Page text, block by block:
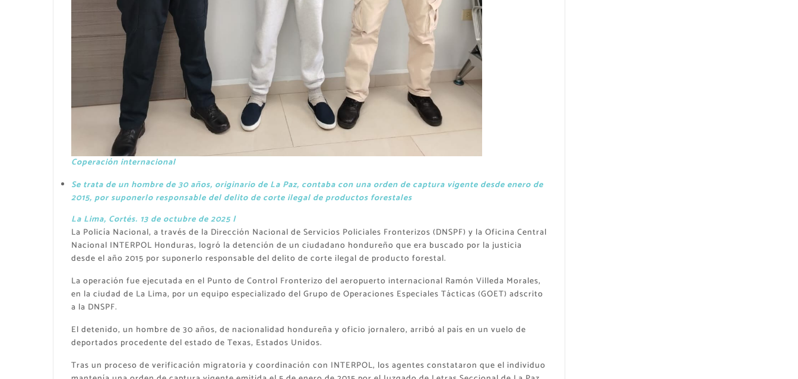
Coperación internacional
Se trata de un hombre de 30 años, originario de La Paz, contaba con una orden de captura vigente desde enero de
2015, por suponerlo responsable del delito de corte ilegal de productos forestales
La Lima, Cortés. 13 de octubre de 2025 |
La Policía Nacional, a través de la Dirección Nacional de Servicios Policiales Fronterizos (DNSPF) y la Oficina Central
Nacional INTERPOL Honduras, logró la detención de un ciudadano hondureño que era buscado por la justicia
desde el año 2015 por suponerlo responsable del delito de corte ilegal de producto forestal.
La operación fue ejecutada en el Punto de Control Fronterizo del aeropuerto internacional Ramón Villeda Morales,
en la ciudad de La Lima, por un equipo especializado del Grupo de Operaciones Especiales Tácticas (GOET) adscrito
a la DNSPF.
El detenido, un hombre de 30 años, de nacionalidad hondureña y oficio jornalero, arribó al país en un vuelo de
deportados procedente del estado de Texas, Estados Unidos.
Tras un proceso de verificación migratoria y coordinación con INTERPOL, los agentes constataron que el individuo